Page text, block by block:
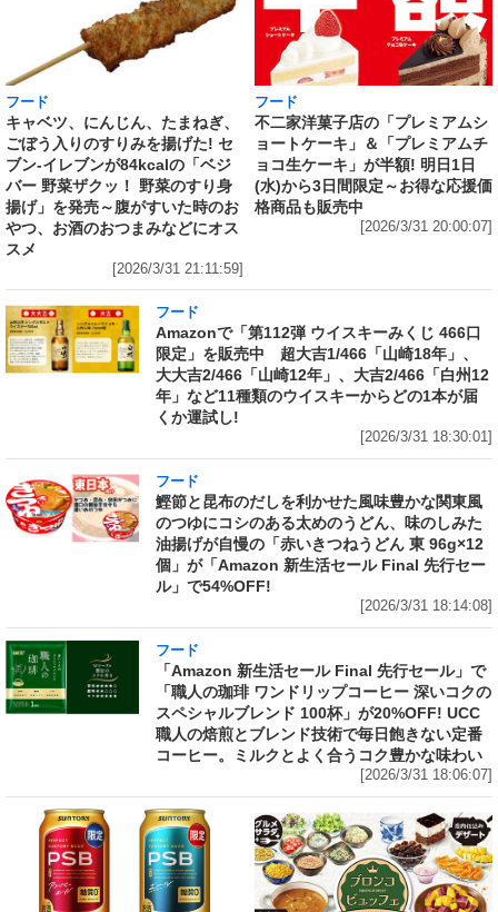
フード
キャベツ、にんじん、たまねぎ、
ごぼう入りのすりみを揚げた! セ
ブン‐イレブンが84kcalの「ベジ
バー 野菜ザクッ！ 野菜のすり身
揚げ」を発売～腹がすいた時のお
やつ、お酒のおつまみなどにオス
スメ
[2026/3/31 21:11:59]
フード
不二家洋菓子店の「プレミアムシ
ョートケーキ」＆「プレミアムチ
ョコ生ケーキ」が半額! 明日1日
(水)から3日間限定～お得な応援価
格商品も販売中
[2026/3/31 20:00:07]
フード
Amazonで「第112弾 ウイスキーみくじ 466口
限定」を販売中 超大吉1/466「山崎18年」、
大大吉2/466「山崎12年」、大吉2/466「白州12
年」など11種類のウイスキーからどの1本が届
くか運試し!
[2026/3/31 18:30:01]
フード
鰹節と昆布のだしを利かせた風味豊かな関東風
のつゆにコシのある太めのうどん、味のしみた
油揚げが自慢の「赤いきつねうどん 東 96g×12
個」が「Amazon 新生活セール Final 先行セー
ル」で54%OFF!
[2026/3/31 18:14:08]
フード
「Amazon 新生活セール Final 先行セール」で
「職人の珈琲 ワンドリップコーヒー 深いコクの
スペシャルブレンド 100杯」が20%OFF! UCC
職人の焙煎とブレンド技術で毎日飽きない定番
コーヒー。ミルクとよく合うコク豊かな味わい
[2026/3/31 18:06:07]